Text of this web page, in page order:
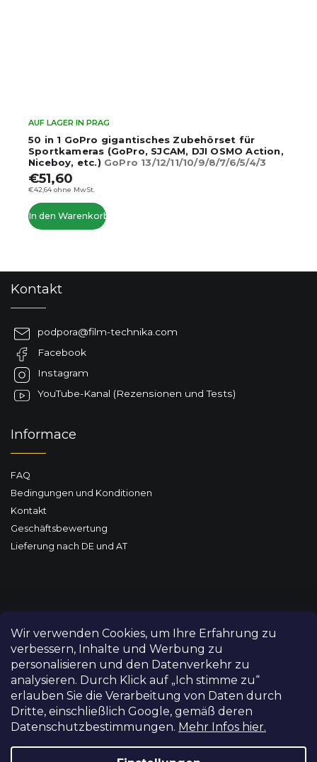
Wir verwenden Cookies, um Ihre Erfahrung zu
verbessern, Inhalte und Werbung zu
personalisieren und den Datenverkehr zu
analysieren. Durch Klick auf „Ich stimme zu“
erlauben Sie die Verarbeitung von Daten durch
Dritte, einschließlich Google, gemäß deren
Datenschutzbestimmungen. Mehr Infos hier.
50 in 1 GoPro gigantisches Zubehörset für
Sportkameras (GoPro, SJCAM, DJI OSMO Action,
Niceboy, etc.) GoPro 13/12/11/10/9/8/7/6/5/4/3
AUF LAGER IN PRAG
€42,64 ohne MwSt.
€51,60
In den Warenkorb
Kontakt
podpora@film-technika.com
Facebook
Instagram
YouTube-Kanal (Rezensionen und Tests)
Informace
FAQ
Bedingungen und Konditionen
Kontakt
Geschäftsbewertung
Lieferung nach DE und AT
Copyright 2026FILM-TECHNIKA. Alle Rechte vorbehalten.
Cookie-Einstellungen ändern